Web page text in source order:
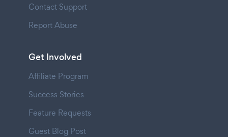
Contact Support
Report Abuse
Get Involved
Affiliate Program
Success Stories
Feature Requests
Guest Blog Post